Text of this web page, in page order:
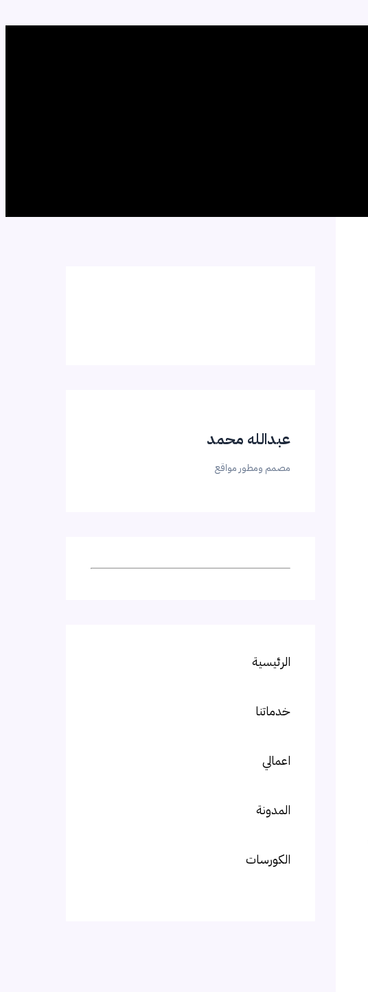
عبدالله محمد
مصمم ومطور مواقع
الرئيسية
خدماتنا
اعمالي
المدونة
الكورسات